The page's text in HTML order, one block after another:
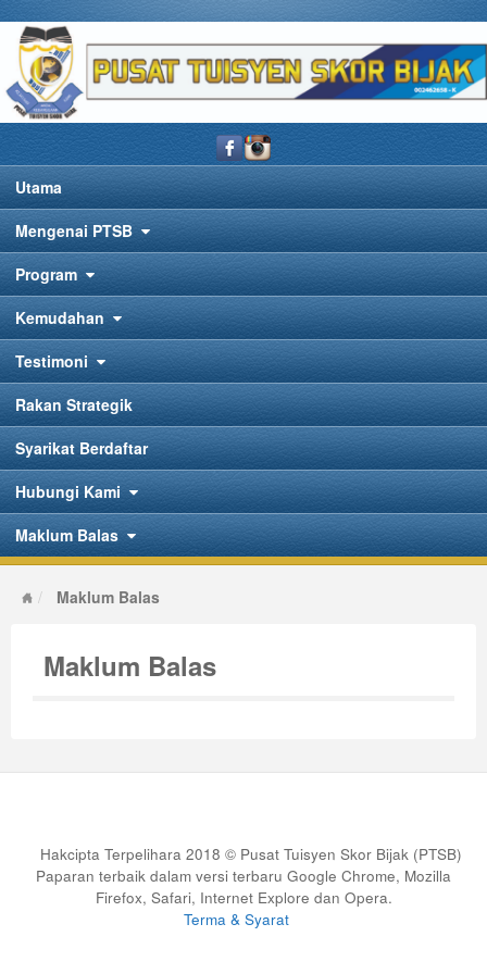
Utama
Mengenai PTSB
Program
Kemudahan
Testimoni
Rakan Strategik
Syarikat Berdaftar
Hubungi Kami
Maklum Balas
Maklum Balas
Maklum Balas
Hakcipta Terpelihara 2018 © Pusat Tuisyen Skor Bijak (PTSB)
Paparan terbaik dalam versi terbaru Google Chrome, Mozilla
Firefox, Safari, Internet Explore dan Opera.
Terma & Syarat